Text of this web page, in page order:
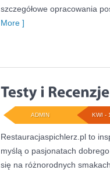
szczegółowe opracowania
More ]
KWI -
ADMIN
Restauracjaspichlerz.pl to
myślą o pasjonatach
się na różnorodnych